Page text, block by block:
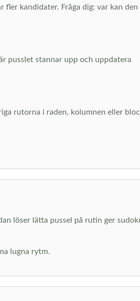
kandidater. Fråga dig: var kan den
pusslet stannar upp och uppdatera
rutorna i raden, kolumnen eller
löser lätta pussel på rutin ger
lugna rytm.